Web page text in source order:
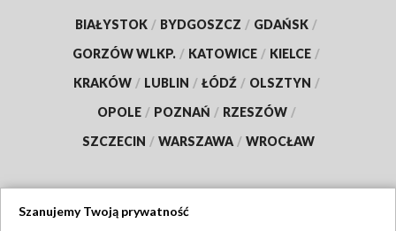
BIAŁYSTOK / BYDGOSZCZ / GDAŃSK /
GORZÓW WLKP. / KATOWICE / KIELCE /
KRAKÓW / LUBLIN / ŁÓDŹ / OLSZTYN /
OPOLE / POZNAŃ / RZESZÓW /
SZCZECIN / WARSZAWA / WROCŁAW
Szanujemy Twoją prywatność